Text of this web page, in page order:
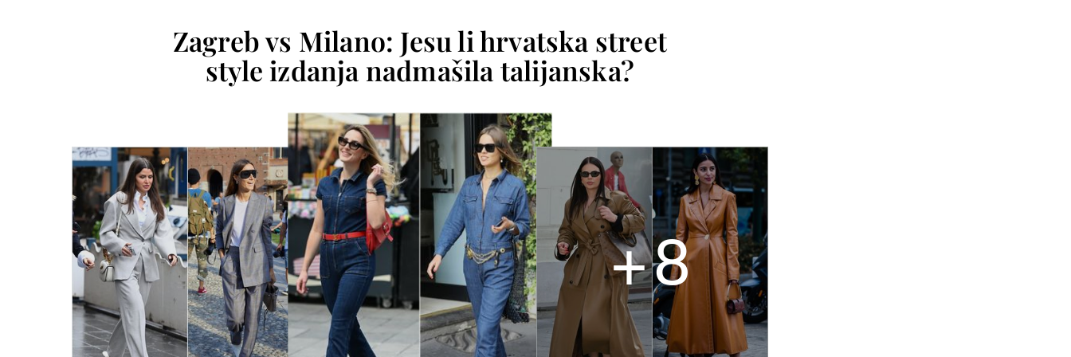
Zagreb vs Milano: Jesu li hrvatska street
style izdanja nadmašila talijanska?
+8